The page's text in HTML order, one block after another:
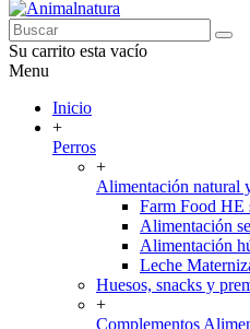
Su carrito esta vacío
Menu
Inicio
+
Perros
+
Alimentación natural
Farm Food HE
Alimentación
Alimentación
Leche
Huesos, snacks y
+
Complementos